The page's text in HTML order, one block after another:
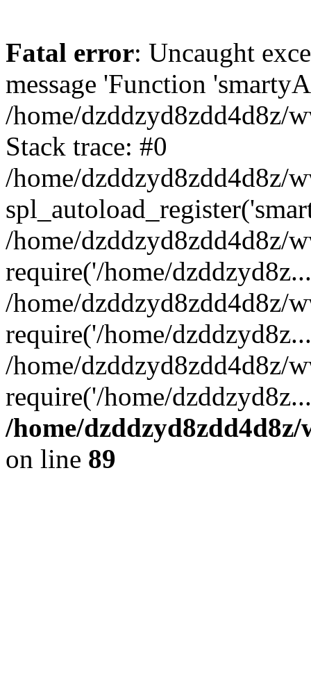
Fatal error: Uncaught
message 'Function
/home/dzddzyd8zdd4d8z/
Stack trace: #0
/home/dzddzyd8zdd4d8z/
/home/dzddzyd8zdd4d8z/
require('/home/
/home/dzddzyd8zdd4d8z/
require('/home/
/home/dzddzyd8zdd4d8z/
require('/home/
/home/
on line 89